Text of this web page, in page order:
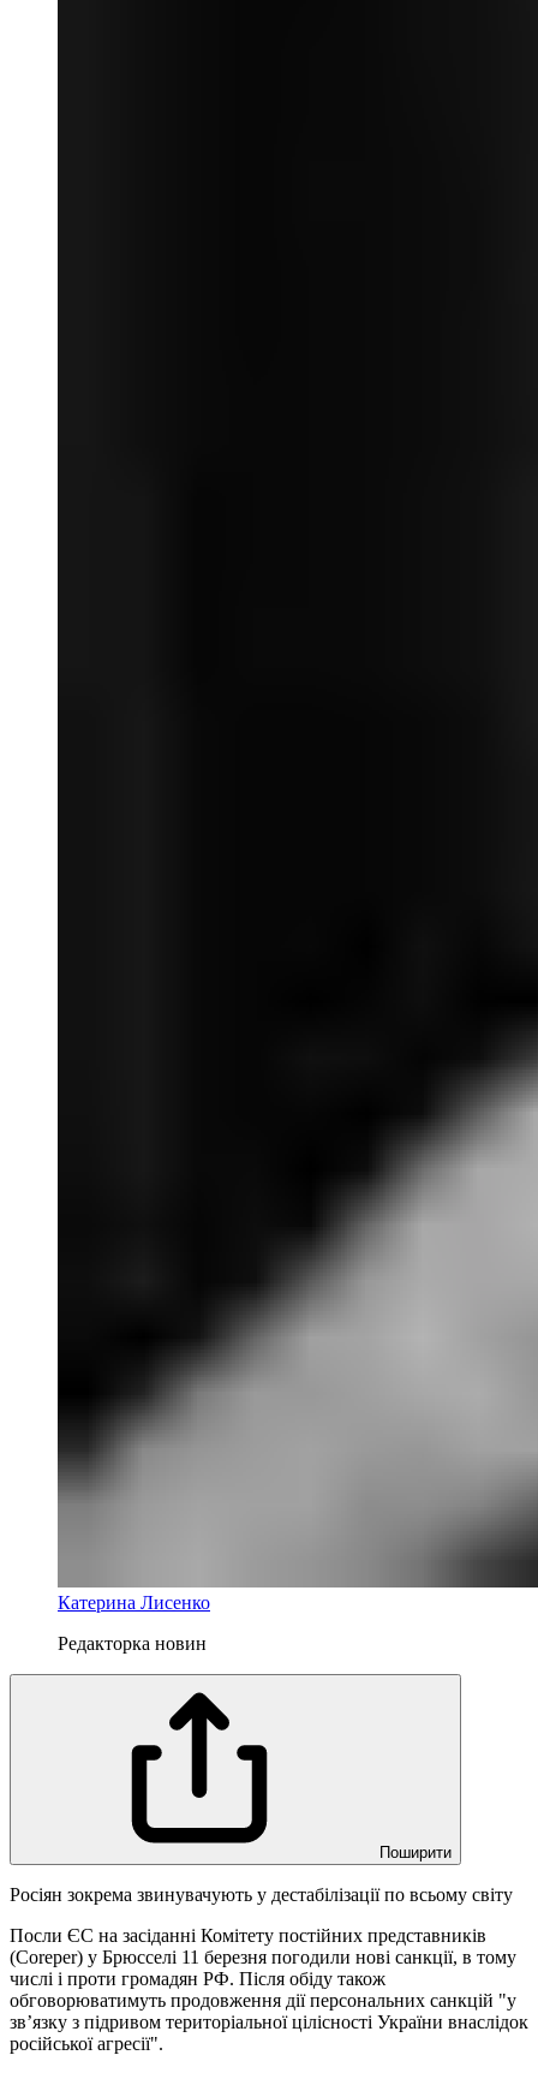
Катерина Лисенко
Редакторка новин
Поширити
Росіян зокрема звинувачують у дестабілізації по всьому світу
Посли ЄС на засіданні Комітету постійних представників
(Coreper) у Брюсселі 11 березня погодили нові санкції, в тому
числі і проти громадян РФ. Після обіду також
обговорюватимуть продовження дії персональних санкцій "у
зв’язку з підривом територіальної цілісності України внаслідок
російської агресії".